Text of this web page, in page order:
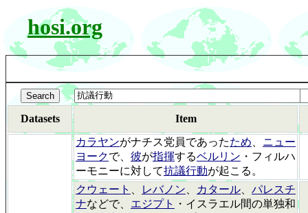
hosi.org
Datasets Item
カラヤンがナチス党員であったため
ニュー
ヨークで、 彼が指揮するベルリン ・フィルハ
ーモニーに対して抗議行動が起こる。
クウェート
レバノン カタール
パレスチ
ナなどで、 エジプト
・イスラエル間の単独和